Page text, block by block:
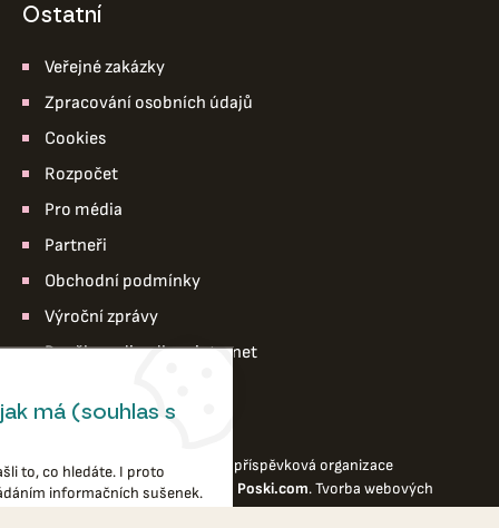
ostatní
Veřejné zakázky
Zpracování osobních údajů
Cookies
Rozpočet
Pro média
Partneři
Obchodní podmínky
Výroční zprávy
Pro členy divadla – intranet
© 2026 Divadlo loutek Ostrava,příspěvková organizace
Webové stránkyvytvořilo Poski.com.Tvorba webových
stránekna míru.
má (souhlas s
to, co hledáte. I proto
informačních sušenek.
stránek, další nám